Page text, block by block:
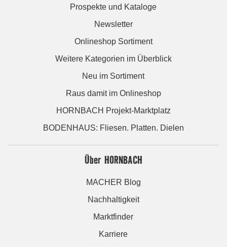
Prospekte und Kataloge
Newsletter
Onlineshop Sortiment
Weitere Kategorien im Überblick
Neu im Sortiment
Raus damit im Onlineshop
HORNBACH Projekt-Marktplatz
BODENHAUS: Fliesen. Platten. Dielen
Über HORNBACH
MACHER Blog
Nachhaltigkeit
Marktfinder
Karriere